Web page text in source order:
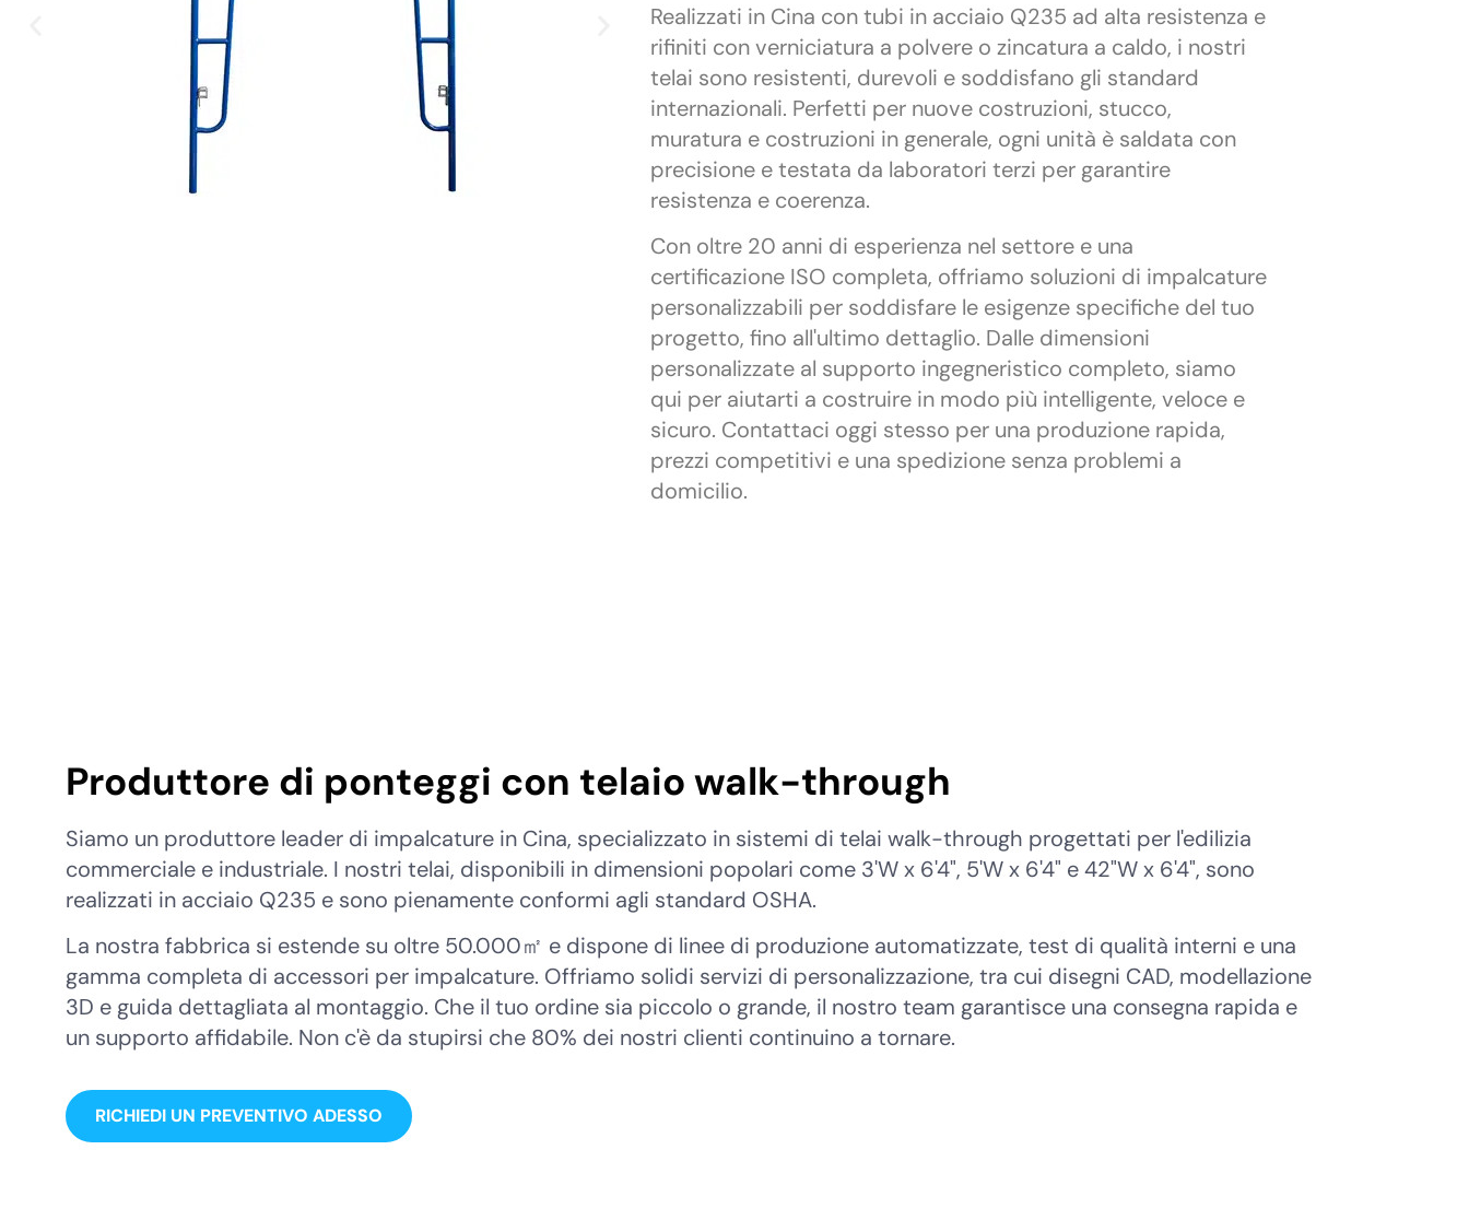
Realizzati in Cina con tubi in acciaio Q235 ad alta resistenza e
rifiniti con verniciatura a polvere o zincatura a caldo, i nostri
telai sono resistenti, durevoli e soddisfano gli standard
internazionali. Perfetti per nuove costruzioni, stucco,
muratura e costruzioni in generale, ogni unità è saldata con
precisione e testata da laboratori terzi per garantire
resistenza e coerenza.
Con oltre 20 anni di esperienza nel settore e una
certificazione ISO completa, offriamo soluzioni di impalcature
personalizzabili per soddisfare le esigenze specifiche del tuo
progetto, fino all'ultimo dettaglio. Dalle dimensioni
personalizzate al supporto ingegneristico completo, siamo
qui per aiutarti a costruire in modo più intelligente, veloce e
sicuro. Contattaci oggi stesso per una produzione rapida,
prezzi competitivi e una spedizione senza problemi a
domicilio.
Produttore di ponteggi con telaio walk-through
Siamo un produttore leader di impalcature in Cina, specializzato in sistemi di telai walk-through progettati per l'edilizia
commerciale e industriale. I nostri telai, disponibili in dimensioni popolari come 3'W x 6'4", 5'W x 6'4" e 42"W x 6'4", sono
realizzati in acciaio Q235 e sono pienamente conformi agli standard OSHA.
La nostra fabbrica si estende su oltre 50.000㎡ e dispone di linee di produzione automatizzate, test di qualità interni e una
gamma completa di accessori per impalcature. Offriamo solidi servizi di personalizzazione, tra cui disegni CAD, modellazione
3D e guida dettagliata al montaggio. Che il tuo ordine sia piccolo o grande, il nostro team garantisce una consegna rapida e
un supporto affidabile. Non c'è da stupirsi che 80% dei nostri clienti continuino a tornare.
RICHIEDI UN PREVENTIVO ADESSO